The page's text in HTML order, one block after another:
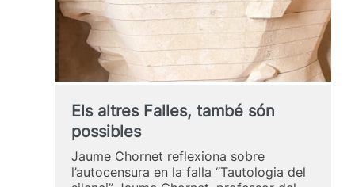
Senat
italià
Els altres Falles, també són
possibles
Jaume Chornet reflexiona sobre
l’autocensura en la falla “Tautologia del